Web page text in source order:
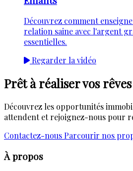
Découvrez comment
relation saine avec l'argent
essentielles.
Regarder la vidéo
Prêt à réaliser vos
Découvrez les opportunités
attendent et rejoignez-nous pour
Contactez-nous Parcourir nos
À propos